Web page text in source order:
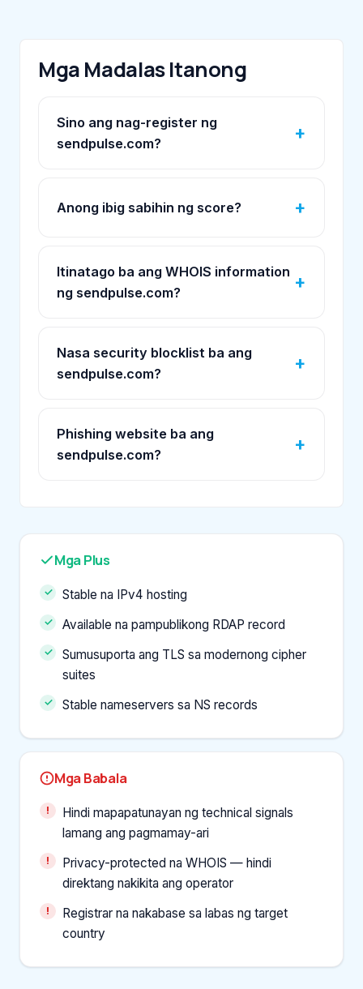
Mga Madalas Itanong
Sino ang nag-register ng
sendpulse.com?
Anong ibig sabihin ng score?
Itinatago ba ang WHOIS information
ng sendpulse.com?
Nasa security blocklist ba ang
sendpulse.com?
Phishing website ba ang
sendpulse.com?
Mga Plus
Stable na IPv4 hosting
Available na pampublikong RDAP record
Sumusuporta ang TLS sa modernong cipher
suites
Stable nameservers sa NS records
Mga Babala
Hindi mapapatunayan ng technical signals
lamang ang pagmamay-ari
Privacy-protected na WHOIS — hindi
direktang nakikita ang operator
Registrar na nakabase sa labas ng target
country